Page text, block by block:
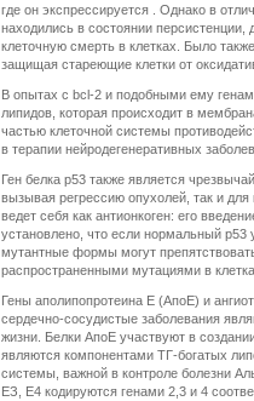
где он экспрессируется . Однако в
находились в состоянии
клеточную смерть в клетках. Было
защищая стареющие клетки от
В опытах с bcl-2 и подобными ему
липидов, которая происходит в
частью клеточной системы
в терапии нейродегенеративных
Ген белка р53 также является
вызывая регрессию опухолей, так и
ведет себя как антионкоген: его
установлено, что если нормальный р53
мутантные формы могут
распространенными мутациями в
Гены аполипопротеина Е (АпоЕ) и
сердечно-сосудистые заболевания
жизни. Белки АпоЕ участвуют в
являются компонентами ТГ-богатых
системы, важной в контроле болезни
ЕЗ, Е4 кодируются генами 2,3 и 4